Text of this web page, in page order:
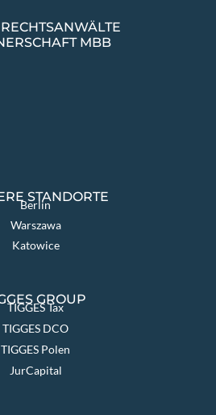
MBB
STANDORTE
Berlin
Warszawa
Katowice
GROUP
TIGGES Tax
TIGGES DCO
TIGGES Polen
JurCapital